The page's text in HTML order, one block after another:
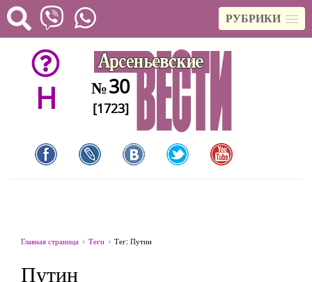
РУБРИКИ
H №30
[1723]
Главная страница Теги Тег: Путин
Путин